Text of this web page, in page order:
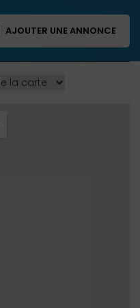
AJOUTER UNE ANNONCE